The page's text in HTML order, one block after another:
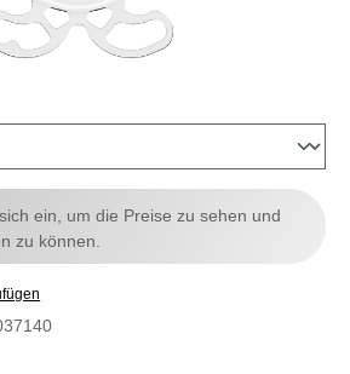
ein, um die Preise zu sehen und
zu können.